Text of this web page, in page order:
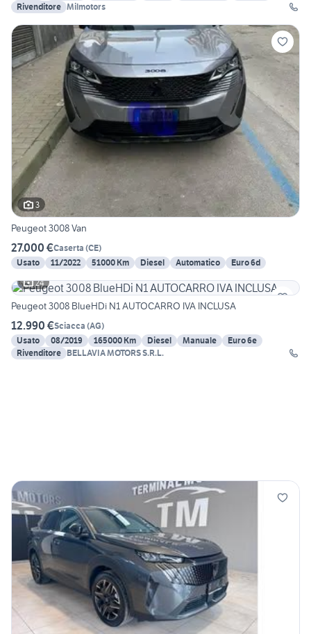
Rivenditore Milmotors
3
Peugeot 3008 Van
27.000 €Caserta (CE)
Usato
11/2022 51000 Km Diesel Automatico
Euro 6d
24
Peugeot 3008 BlueHDi N1 AUTOCARRO IVA INCLUSA
12.990 €Sciacca (AG)
Usato
08/2019 165000 Km Diesel Manuale
Euro 6e
Rivenditore BELLAVIA MOTORS S.R.L.